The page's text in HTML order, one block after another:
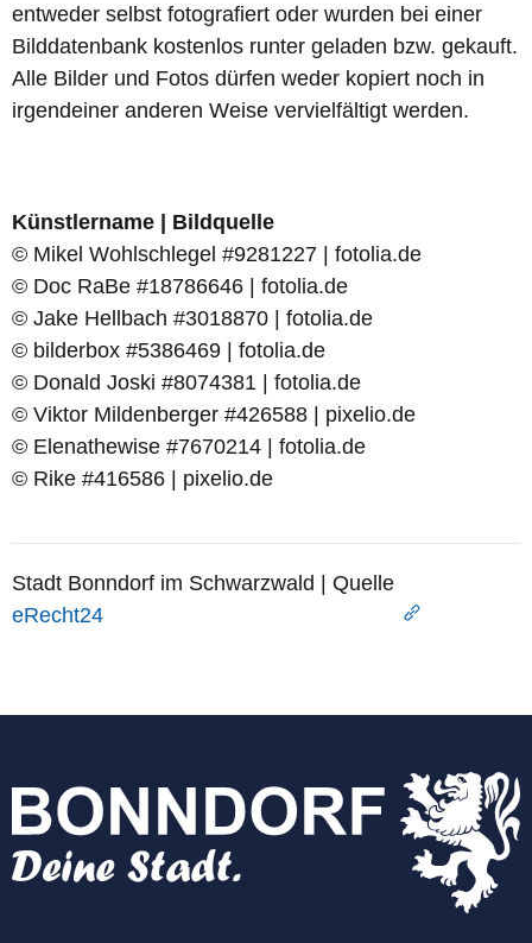
entweder selbst fotografiert oder wurden bei einer
Bilddatenbank kostenlos runter geladen bzw. gekauft.
Alle Bilder und Fotos dürfen weder kopiert noch in
irgendeiner anderen Weise vervielfältigt werden.
Künstlername | Bildquelle
© Mikel Wohlschlegel #9281227 | fotolia.de
© Doc RaBe #18786646 | fotolia.de
© Jake Hellbach #3018870 | fotolia.de
© bilderbox #5386469 | fotolia.de
© Donald Joski #8074381 | fotolia.de
© Viktor Mildenberger #426588 | pixelio.de
© Elenathewise #7670214 | fotolia.de
© Rike #416586 | pixelio.de
Stadt Bonndorf im Schwarzwald | Quelle
eRecht24